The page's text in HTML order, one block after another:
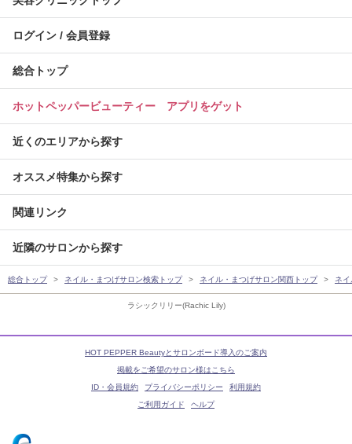
ラシックリリー(Rachic Lily)
ログイン / 会員登録
総合トップ
ホットペッパービューティー アプリをゲット
近くのエリアから探す
オススメ特集から探す
関連リンク
近隣のサロンから探す
総合トップ ネイル・まつげサロン検索トップ ネイル・まつげサロン関西トップ ネ
HOT PEPPER Beautyとサロンボード導入のご案内
掲載をご希望のサロン様はこちら
ID・会員規約
プライバシーポリシー
利用規約
ご利用ガイド
ヘルプ